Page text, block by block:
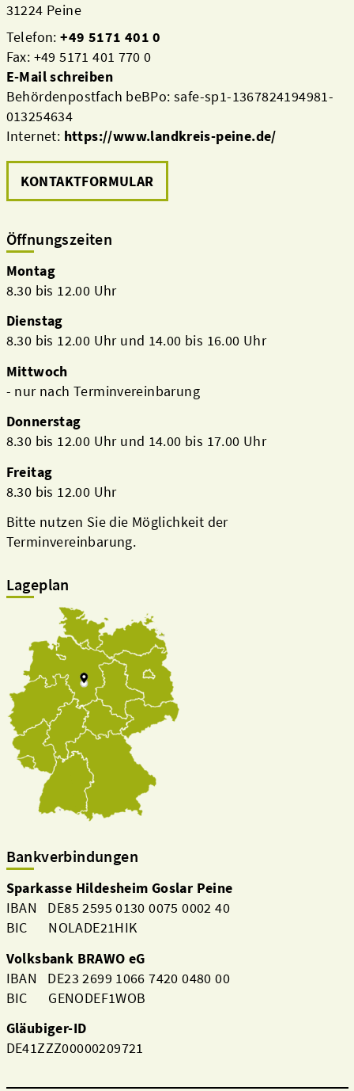
31224 Peine
Telefon:+49 5171 401 0
Fax: +49 5171 401 770 0
E-Mail schreiben
Behördenpostfach beBPo: safe-sp1-1367824194981-
013254634
Internet: https://www.landkreis-peine.de/
KONTAKTFORMULAR
Öffnungszeiten
Montag
8.30 bis 12.00 Uhr
Dienstag
8.30 bis 12.00 Uhr und 14.00 bis 16.00 Uhr
Mittwoch
- nur nach Terminvereinbarung
Donnerstag
8.30 bis 12.00 Uhr und 14.00 bis 17.00 Uhr
Freitag
8.30 bis 12.00 Uhr
Bitte nutzen Sie die Möglichkeit der
Terminvereinbarung.
Lageplan
Bankverbindungen
Sparkasse Hildesheim Goslar Peine
IBAN DE85 2595 0130 0075 0002 40
BIC NOLADE21HIK
Volksbank BRAWO eG
IBAN DE23 2699 1066 7420 0480 00
BIC GENODEF1WOB
Gläubiger-ID
DE41ZZZ00000209721